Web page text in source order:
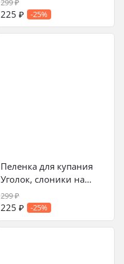
225 ₽ -25%
Пеленка для купания
Уголок, слоники на
голубом
299₽
225 ₽ -25%